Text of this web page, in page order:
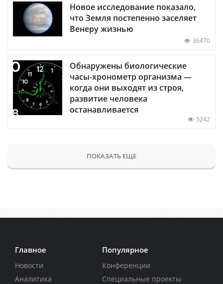
Новое исследование показало,
что Земля постепенно заселяет
Венеру жизнью
36470
Обнаружены биологические
часы-хронометр организма —
когда они выходят из строя,
развитие человека
останавливается
5242
ПОКАЗАТЬ ЕЩЕ
Главное
Новости
Аналитика
Популярное
Конференции
Специальные проекты